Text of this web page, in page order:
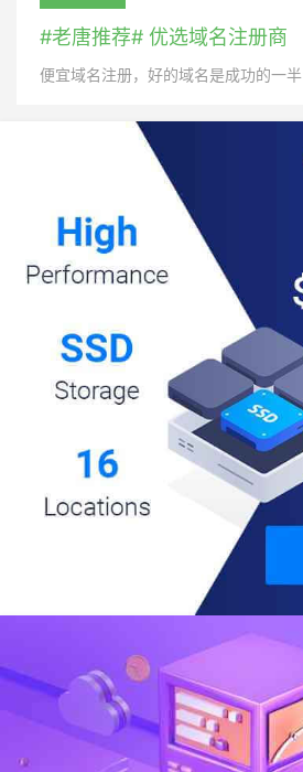
#老唐推荐# 优选域名注册商
便宜域名注册，好的域名是成功的一半